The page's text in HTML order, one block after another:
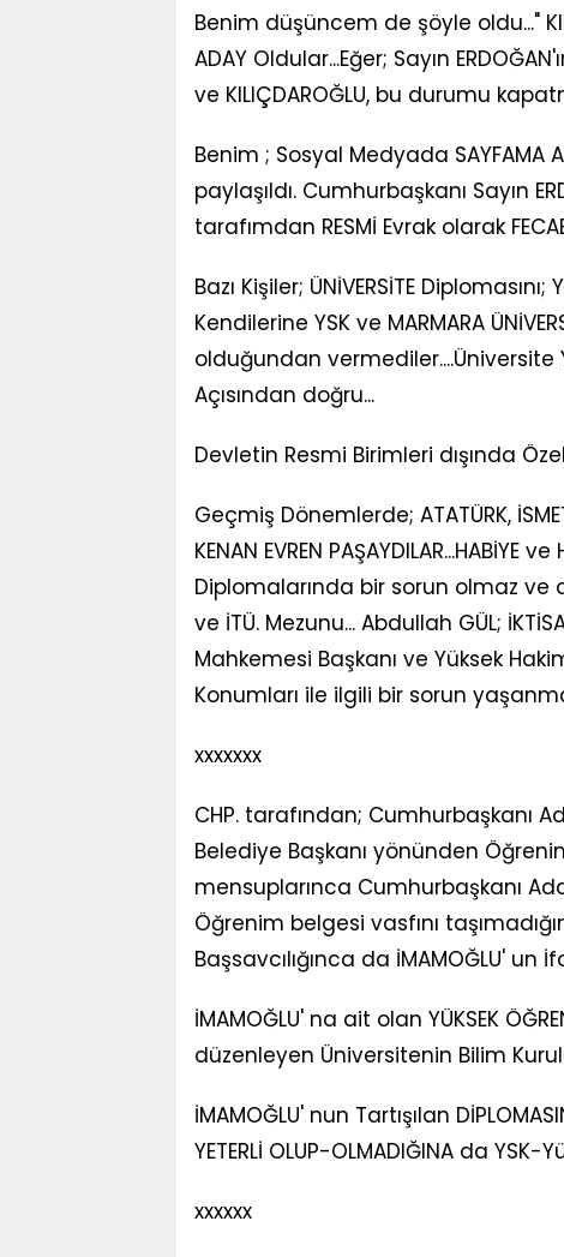
Benim düşüncem de şöyle oldu..."
ADAY Oldular...Eğer; Sayın
ve KILIÇDAROĞLU, bu durumu
Benim ; Sosyal Medyada SAYFAMA
paylaşıldı. Cumhurbaşkanı Sayın
tarafımdan RESMİ Evrak olarak
Bazı Kişiler; ÜNİVERSİTE
Kendilerine YSK ve MARMARA
olduğundan vermediler....Üniversite
Açısından doğru...
Devletin Resmi Birimleri dışında
Geçmiş Dönemlerde; ATATÜRK, İSMET
KENAN EVREN
Diplomalarında bir sorun olmaz ve
ve İTÜ. Mezunu... Abdullah GÜL;
Mahkemesi Başkanı ve Yüksek
Konumları ile ilgili bir sorun
xxxxxxx
CHP. tarafından; Cumhurbaşkanı
Belediye Başkanı yönünden
mensuplarınca Cumhurbaşkanı
Öğrenim belgesi vasfını
Başsavcılığınca da İMAMOĞLU'
İMAMOĞLU' na ait olan YÜKSEK
düzenleyen Üniversitenin Bilim
İMAMOĞLU' nun Tartışılan
YETERLİ OLUP-OLMADIĞINA da
xxxxxx